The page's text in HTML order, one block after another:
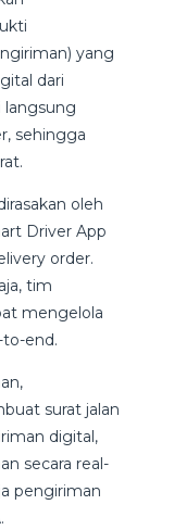
yang
dari
langsung
sehingga
oleh
Driver App
order.
tim
mengelola
to-end.
surat jalan
digital,
secara real-
pengiriman